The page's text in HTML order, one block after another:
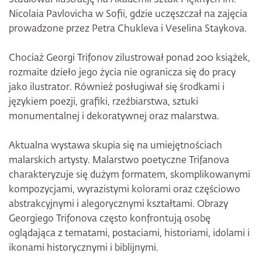
Nicolaia Pavlovicha w Sofii, gdzie uczęszczał na zajęcia
prowadzone przez Petra Chukleva i Veselina Staykova.
Chociaż Georgi Trifonov zilustrował ponad 200 książek,
rozmaite dzieło jego życia nie ogranicza się do pracy
jako ilustrator. Również posługiwał się środkami i
językiem poezji, grafiki, rzeźbiarstwa, sztuki
monumentalnej i dekoratywnej oraz malarstwa.
Aktualna wystawa skupia się na umiejętnościach
malarskich artysty. Malarstwo poetyczne Trifanova
charakteryzuje się dużym formatem, skomplikowanymi
kompozycjami, wyrazistymi kolorami oraz częściowo
abstrakcyjnymi i alegorycznymi kształtami. Obrazy
Georgiego Trifonova często konfrontują osobę
oglądająca z tematami, postaciami, historiami, idolami i
ikonami historycznymi i biblijnymi.